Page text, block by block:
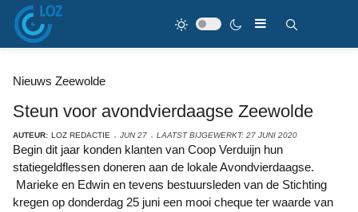
Nieuws Zeewolde
Steun voor avondvierdaagse Zeewolde
AUTEUR: LOZ REDACTIE JUN 27 LAATST BIJGEWERKT: 27 JUNI 2020
Begin dit jaar konden klanten van Coop Verduijn hun
statiegeldflessen doneren aan de lokale Avondvierdaagse.
Marieke en Edwin en tevens bestuursleden van de Stichting
kregen op donderdag 25 juni een mooi cheque ter waarde van